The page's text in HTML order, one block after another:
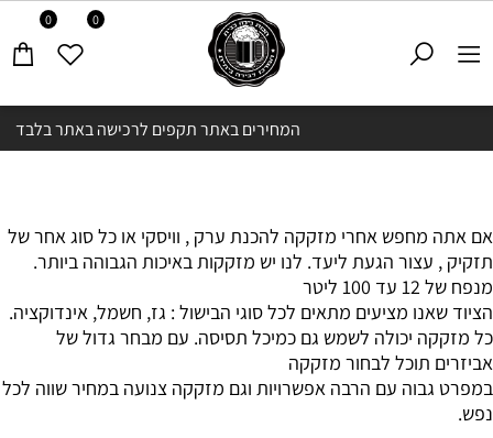
המחירים באתר תקפים לרכישה באתר בלבד
0 0
אם אתה מחפש אחרי מזקקה להכנת ערק , וויסקי או כל סוג אחר של
תזקיק , עצור הגעת ליעד. לנו יש מזקקות באיכות הגבוהה ביותר.
מנפח של 12 עד 100 ליטר
הציוד שאנו מציעים מתאים לכל סוגי הבישול : גז, חשמל, אינדוקציה.
כל מזקקה יכולה לשמש גם כמיכל תסיסה. עם מבחר גדול של
אביזרים תוכל לבחור מזקקה
במפרט גבוה עם הרבה אפשרויות וגם מזקקה צנועה במחיר שווה לכל
נפש.